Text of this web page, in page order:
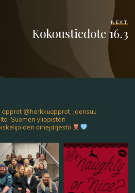
NEXT
Kokoustiedote 16.3
@herkkuapprot_joensuu
Itä-Suomen yliopiston
ainejärjestö